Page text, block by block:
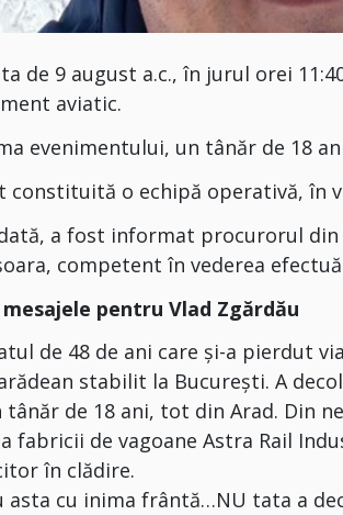
de 9 august a.c., în jurul orei
aviatic.
evenimentului, un tânăr de 18
constituită o echipă operativă, în
a fost informat procurorul din
competent în vederea
pentru Vlad Zgărdău
de 48 de ani care și-a pierdut
stabilit la București. A
tânăr de 18 ani, tot din Arad. Din
fabricii de vagoane Astra Rail
în clădire.
asta cu inima frântă…NU tata a